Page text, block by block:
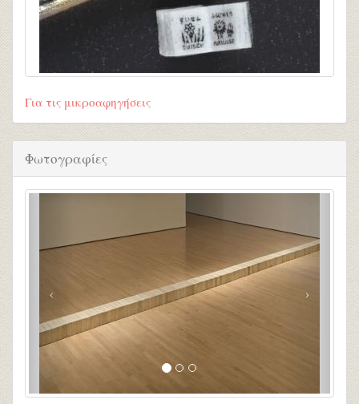
Για τις μικροαφηγήσεις
Φωτογραφίες